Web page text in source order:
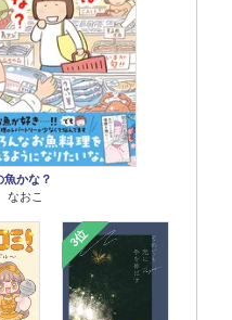
魚かな？
なおこ
3位